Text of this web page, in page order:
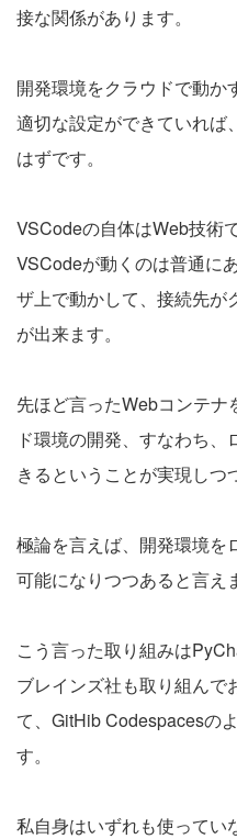
接な関係があります。
開発環境をクラウドで動か
適切な設定ができていれば
はずです。
VSCodeの自体はWeb技術
VSCodeが動くのは普通に
ザ上で動かして、接続先が
が出来ます。
先ほど言ったWebコンテナ
ド環境の開発、すなわち
きるということが実現しつ
極論を言えば、開発環境を
可能になりつつあると言え
こう言った取り組みは
ブレインズ社も取り組んで
て、GitHib Codespacesの
す。
私自身はいずれも使ってい